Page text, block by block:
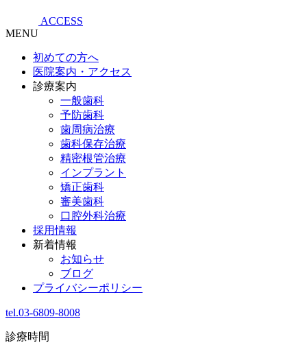
ACCESS
MENU
初めての方へ
医院案内・アクセス
診療案内
一般歯科
予防歯科
歯周病治療
歯科保存治療
精密根管治療
インプラント
矯正歯科
審美歯科
口腔外科治療
採用情報
新着情報
お知らせ
ブログ
プライバシーポリシー
tel.03-6809-8008
診療時間